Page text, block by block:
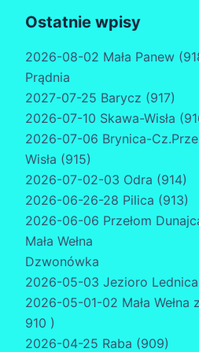
Ostatnie wpisy
2026-08-02 Mała Panew
Prądnia
2027-07-25 Barycz (917)
2026-07-10 Skawa-Wisła
2026-07-06 Brynica-
Wisła (915)
2026-07-02-03 Odra (914)
2026-06-26-28 Pilica (913)
2026-06-06 Przełom
Mała Wełna
Dzwonówka
2026-05-03 Jezioro Lednica
2026-05-01-02 Mała Wełna
910 )
2026-04-25 Raba (909)